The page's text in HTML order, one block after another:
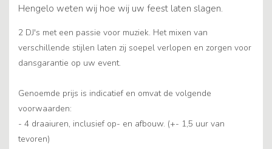
Hengelo weten wij hoe wij uw feest laten slagen.
2 DJ's met een passie voor muziek. Het mixen van
verschillende stijlen laten zij soepel verlopen en zorgen voor
dansgarantie op uw event.
Genoemde prijs is indicatief en omvat de volgende
voorwaarden:
- 4 draaiuren, inclusief op- en afbouw. (+- 1,5 uur van
tevoren)